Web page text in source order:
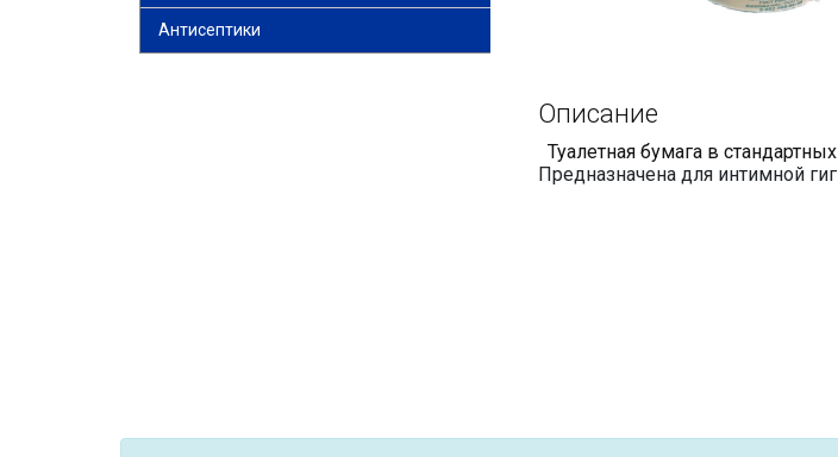
Антисептики
Описание
Туалетная бумага в
Предназначена для интимной